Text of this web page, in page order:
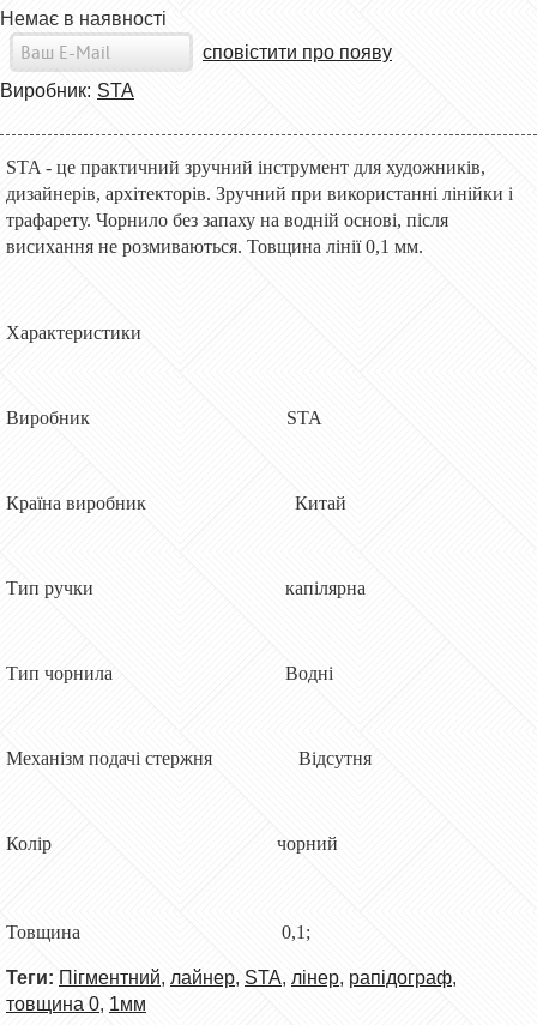
Немає в наявності
сповістити про появу
Виробник: STA
STA - це практичний зручний інструмент для художників,
дизайнерів, архітекторів. Зручний при використанні лінійки і
трафарету. Чорнило без запаху на водній основі, після
висихання не розмиваються. Товщина лінії 0,1 мм.
Характеристики
Виробник STA
Країна виробник Китай
Тип ручки капілярна
Тип чорнила Водні
Механізм подачі стержня Відсутня
Колір чорний
Товщина 0,1;
Теги: Пігментний, лайнер, STA, лінер, рапідограф,
товщина 0, 1мм